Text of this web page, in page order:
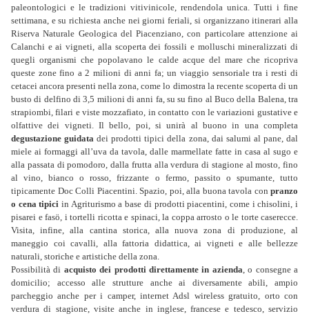
paleontologici e le tradizioni vitivinicole, rendendola unica. Tutti i fine
settimana, e su richiesta anche nei giorni feriali, si organizzano itinerari alla
Riserva Naturale Geologica del Piacenziano, con particolare attenzione ai
Calanchi e ai vigneti, alla scoperta dei fossili e molluschi mineralizzati di
quegli organismi che popolavano le calde acque del mare che ricopriva
queste zone fino a 2 milioni di anni fa; un viaggio sensoriale tra i resti di
cetacei ancora presenti nella zona, come lo dimostra la recente scoperta di un
busto di delfino di 3,5 milioni di anni fa, su su fino al Buco della Balena, tra
strapiombi, filari e viste mozzafiato, in contatto con le variazioni gustative e
olfattive dei vigneti. Il bello, poi, si unirà al buono in una completa
degustazione guidata dei prodotti tipici della zona, dai salumi al pane, dal
miele ai formaggi all’uva da tavola, dalle marmellate fatte in casa al sugo e
alla passata di pomodoro, dalla frutta alla verdura di stagione al mosto, fino
al vino, bianco o rosso, frizzante o fermo, passito o spumante, tutto
tipicamente Doc Colli Piacentini. Spazio, poi, alla buona tavola con pranzo
o cena tipici in Agriturismo a base di prodotti piacentini, come i chisolini, i
pisarei e fasö, i tortelli ricotta e spinaci, la coppa arrosto o le torte caserecce.
Visita, infine, alla cantina storica, alla nuova zona di produzione, al
maneggio coi cavalli, alla fattoria didattica, ai vigneti e alle bellezze
naturali, storiche e artistiche della zona.
Possibilità di acquisto dei prodotti direttamente in azienda , o consegne a
domicilio; accesso alle strutture anche ai diversamente abili, ampio
parcheggio anche per i camper, internet Adsl wireless gratuito, orto con
verdura di stagione, visite anche in inglese, francese e tedesco, servizio